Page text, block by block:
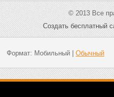
© 2013 Все
Создать бесплатный
Формат: Мобильный| Обычный